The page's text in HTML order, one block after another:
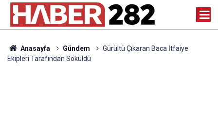
Anasayfa Gündem
Gürültü Çıkaran Baca İtfaiye
Ekipleri Tarafından Söküldü